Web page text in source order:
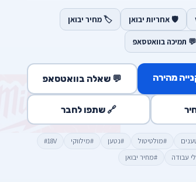
🛡️ אחריות יבואן 🏷️ מחיר יבואן
💬 תמיכה בוואטסאפ
מהירה 💬 שאלה בוואטסאפ
🔗 שתפו לחבר
#מולטיטול #נטען #מילווקי
#18V
עבודה
#מחיר יבואן